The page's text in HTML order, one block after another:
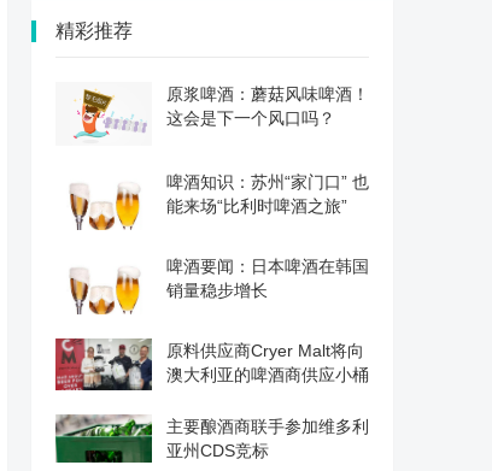
精彩推荐
原浆啤酒：蘑菇风味啤酒！
这会是下一个风口吗？
啤酒知识：苏州“家门口” 也
能来场“比利时啤酒之旅”
啤酒要闻：日本啤酒在韩国
销量稳步增长
原料供应商Cryer Malt将向
澳大利亚的啤酒商供应小桶
主要酿酒商联手参加维多利
亚州CDS竞标